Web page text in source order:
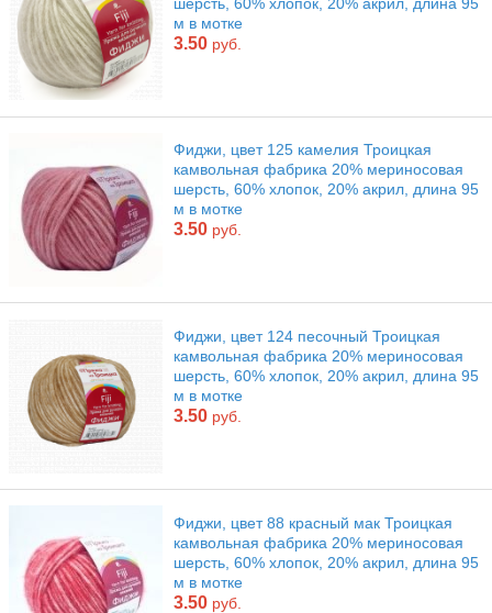
м в мотке
3.50 руб.
Фиджи, цвет 125 камелия Троицкая
камвольная фабрика 20% мериносовая
шерсть, 60% хлопок, 20% акрил, длина 95
м в мотке
3.50 руб.
Фиджи, цвет 124 песочный Троицкая
камвольная фабрика 20% мериносовая
шерсть, 60% хлопок, 20% акрил, длина 95
м в мотке
3.50 руб.
Фиджи, цвет 88 красный мак Троицкая
камвольная фабрика 20% мериносовая
шерсть, 60% хлопок, 20% акрил, длина 95
м в мотке
3.50 руб.